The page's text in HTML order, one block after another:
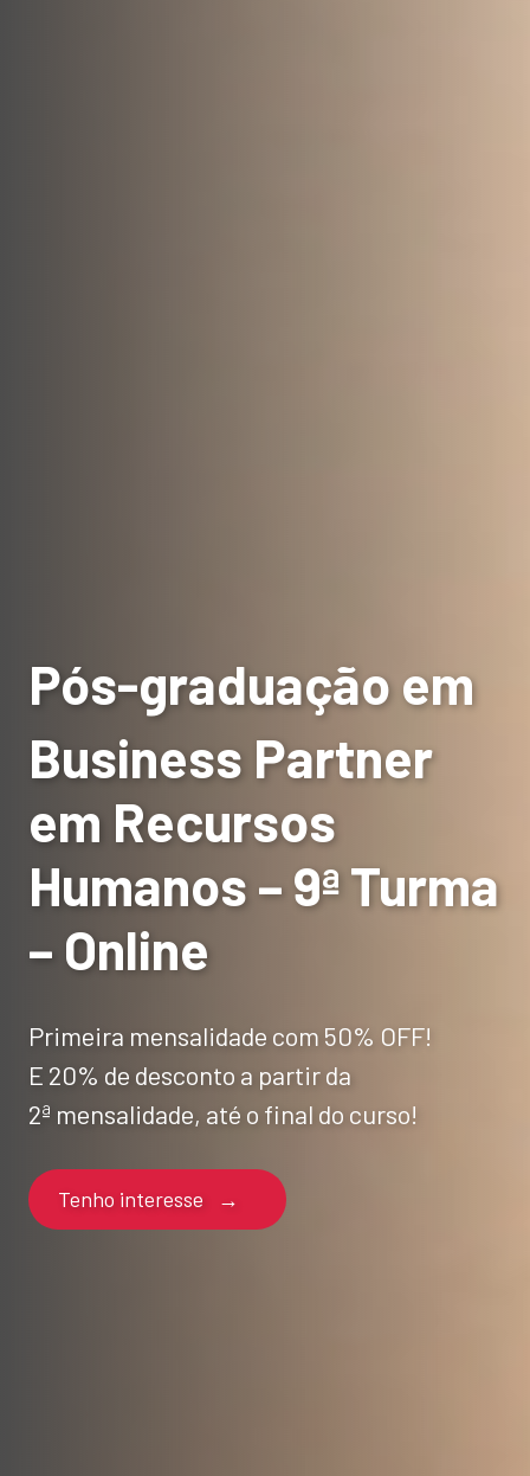
Pós-graduação em
Business Partner
em Recursos
Humanos – 9ª Turma
– Online
Primeira mensalidade com 50% OFF!
E 20% de desconto a partir da
2ª mensalidade, até o final do curso!
Tenho interesse